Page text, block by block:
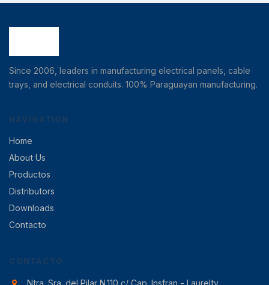
Since 2006, leaders in manufacturing electrical panels, cable
trays, and electrical conduits. 100% Paraguayan manufacturing.
NAVIGATION
Home
About Us
Productos
Distributors
Downloads
Contacto
CONTACTO